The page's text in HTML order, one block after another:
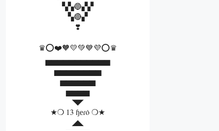
▚▚🔵▞▞
▚🔴▞
❣️
♛⭕❤️🧡💛💚💙💜⭕♛
▅▅▅▅▅▅▅▅▅▅▅
▅▅▅▅▅▅▅▅
▅▅▅▅▅▅
▅▅▅▅
◥◤
★❍ 13 ɧеɾȯ ❍★
◢◣